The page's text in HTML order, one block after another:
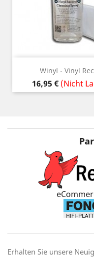
Winyl - Vinyl
Preis
16,95 € (Nicht
Erhalten Sie unsere